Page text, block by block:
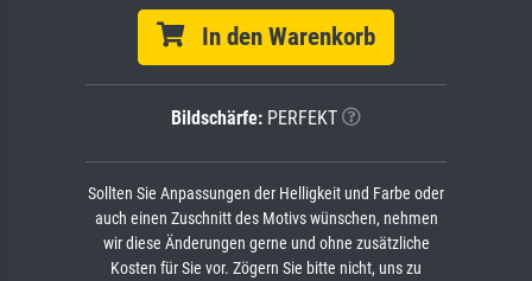
In den Warenkorb
Bildschärfe: PERFEKT
Sollten Sie Anpassungen der Helligkeit und Farbe oder
auch einen Zuschnitt des Motivs wünschen, nehmen
wir diese Änderungen gerne und ohne zusätzliche
Kosten für Sie vor. Zögern Sie bitte nicht, uns zu